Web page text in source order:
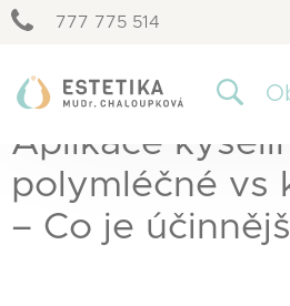
777 775 514
Aplikace
polymléčné vs
– Co je